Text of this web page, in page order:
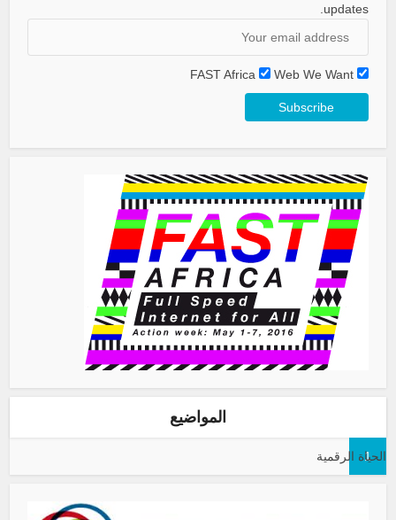
updates.
FAST Africa Web We Want
المواضيع
الحياة الرقمية
1